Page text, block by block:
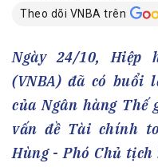
Theo dõi VNBA trên
Ngày 24/10, Hiệp
(VNBA) đã có buổi
của Ngân hàng
vấn đề Tài chính
Hùng - Phó Chủ